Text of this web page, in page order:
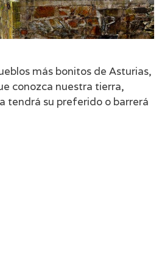
más bonitos de Asturias,
conozca nuestra tierra,
tendrá su preferido o barrerá